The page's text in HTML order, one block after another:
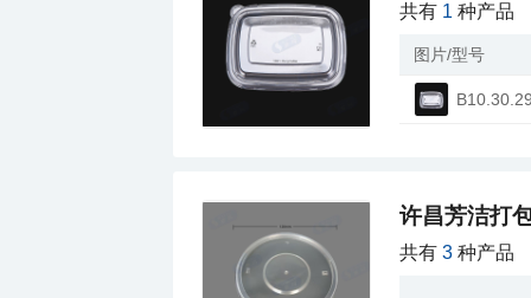
共有 1 种产品
图片/型号
许昌芳洁打
共有3 种产品